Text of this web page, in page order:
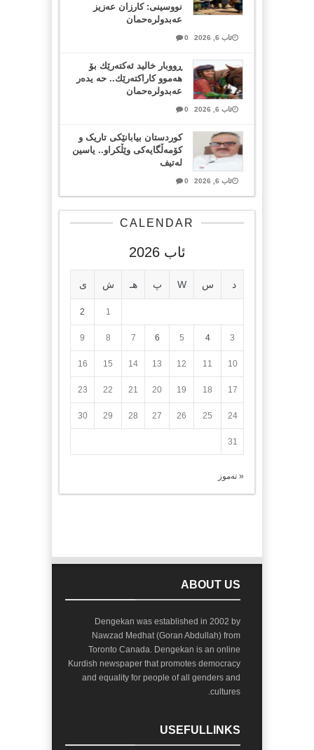
نووسینی: کارزان عەزیز
عەبدولرەحمان
ئاب 6, 2026 0
ڕووبار خالید ئەكتەرێك بۆ
هەموو كاراكتەرێك.. حه یدەر
عەبدولرەحمان
ئاب 6, 2026 0
کوردستان بیابانێکی تاریک و
کۆمەڵگایەکی وێڵکراو.. یاسین
لەتیف
ئاب 6, 2026 0
CALENDAR
ئاب 2026
د س W پ هـ ش ی
1
2
3
4
5
6
7
8
9
10
11
12
13
14
15
16
17
18
19
20
21
22
23
24
25
26
27
28
29
30
31
« تەموز
ABOUT US
Dengekan was established in 2002 by
Nawzad Medhat (Goran Abdullah) from
Toronto Canada. Dengekan is an online
Kurdish newspaper that promotes democracy
and equality for people of all genders and
cultures.
USEFULLINKS